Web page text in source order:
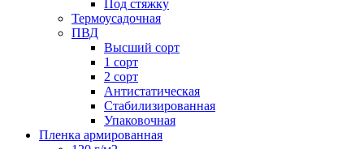
Под стяжку
Термоусадочная
ПВД
Высший сорт
1 сорт
2 сорт
Антистатическая
Стабилизированная
Упаковочная
Пленка армированная